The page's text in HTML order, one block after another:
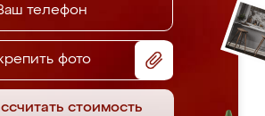
фото
стоимость